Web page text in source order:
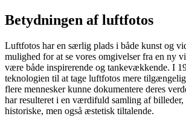
Betydningen af luftfotos
Luftfotos har en særlig plads i både kunst og
mulighed for at se vores omgivelser fra en ny
være både inspirerende og tankevækkende. I
teknologien til at tage luftfotos mere
flere mennesker kunne dokumentere deres
har resulteret i en værdifuld samling af
historiske, men også æstetisk tiltalende.